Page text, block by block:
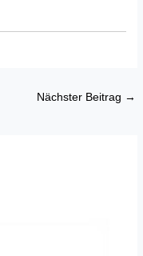
Nächster Beitrag →